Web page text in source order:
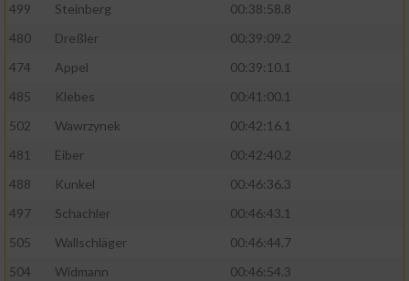
499
Steinberg
00:38:58.8
480
Dreßler
00:39:09.2
474
Appel
00:39:10.1
485
Klebes
00:41:00.1
502
Wawrzynek
00:42:16.1
481
Eiber
00:42:40.2
488
Kunkel
00:46:36.3
497
Schachler
00:46:43.1
505
Wallschläger
00:46:44.7
504
Widmann
00:46:54.3